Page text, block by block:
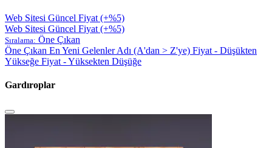
Web Sitesi Güncel Fiyat (+%5)
Web Sitesi Güncel Fiyat (+%5)
Sıralama: Öne Çıkan
Öne Çıkan En Yeni Gelenler Adı (A'dan > Z'ye) Fiyat - Düşükten
Yükseğe Fiyat - Yüksekten Düşüğe
Gardıroplar